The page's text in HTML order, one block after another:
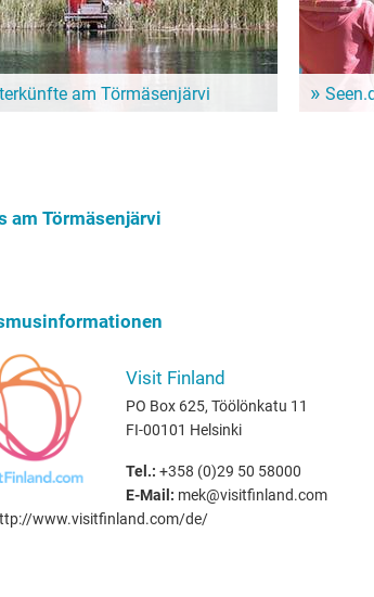
am Törmäsenjärvi
am Törmäsenjärvi
Visit Finland
PO Box 625, Töölönkatu 11
FI-00101 Helsinki
Tel.: +358 (0)29 50 58000
E-Mail: mek@visitfinland.com
www.visitfinland.com/de/